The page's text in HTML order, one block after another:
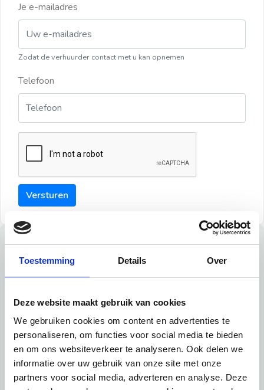
Toestemming Details Over
Deze website maakt gebruik van cookies
We gebruiken cookies om content en advertenties te
personaliseren, om functies voor social media te bieden
en om ons websiteverkeer te analyseren. Ook delen we
informatie over uw gebruik van onze site met onze
partners voor social media, adverteren en analyse. Deze
Je e-mailadres
Zodat de verhuurder contact met u kan opnemen
Telefoon
Versturen
Tips
Tip 1:
Schrijf een duidelijke introductie en geef de volgende
informatie mee:
Ben je student, werkachtig of werkzoekend